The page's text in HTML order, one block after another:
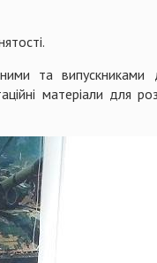
та випускниками
матеріали для